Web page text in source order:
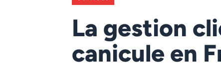
La gestion
canicule en